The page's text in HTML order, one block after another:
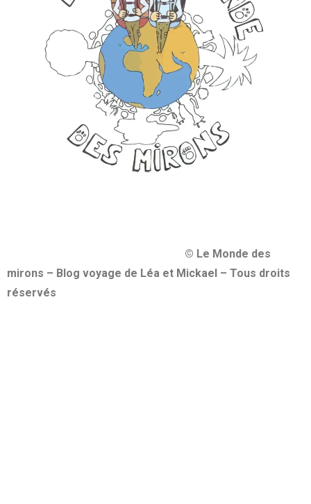
© Le Monde des
mirons – Blog voyage de Léa et Mickael – Tous droits
réservés